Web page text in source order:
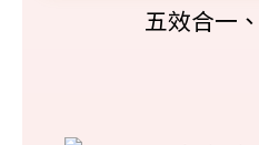
五效合一